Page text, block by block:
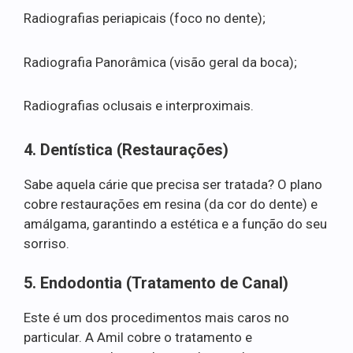
Radiografias periapicais (foco no dente);
Radiografia Panorâmica (visão geral da boca);
Radiografias oclusais e interproximais.
4. Dentística (Restaurações)
Sabe aquela cárie que precisa ser tratada? O plano
cobre restaurações em resina (da cor do dente) e
amálgama, garantindo a estética e a função do seu
sorriso.
5. Endodontia (Tratamento de Canal)
Este é um dos procedimentos mais caros no
particular. A Amil cobre o tratamento e